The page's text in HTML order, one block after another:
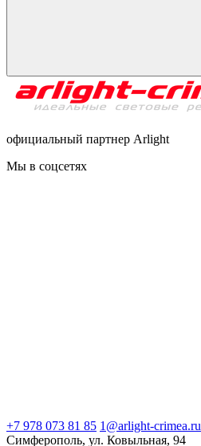
официальный партнер Arlight
Мы в соцсетях
+7 978 073 81 85 1@arlight-crimea.ru
Симферополь, ул. Ковыльная, 94